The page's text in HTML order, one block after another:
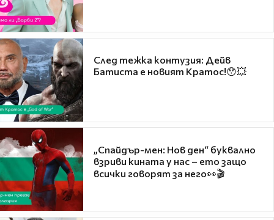
След тежка контузия: Дейв
Батиста е новият Кратос!😯💥
„Спайдър-мен: Нов ден“ буквално
взриви кината у нас – ето защо
всички говорят за него👀🎬